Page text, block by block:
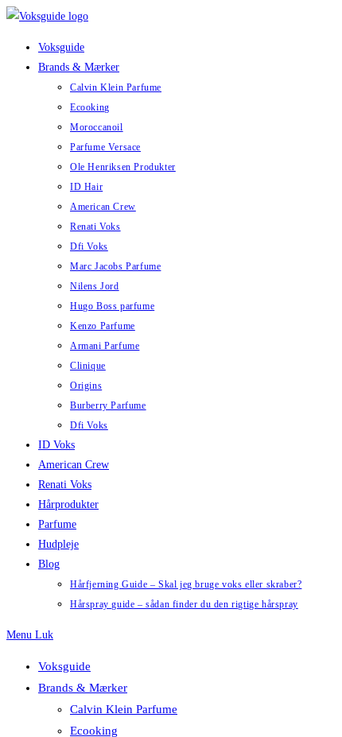
Skip
Voksguide
Brands & Mærker
Calvin Klein Parfume
Ecooking
Moroccanoil
Parfume Versace
Ole Henriksen Produkter
ID Hair
American Crew
Renati Voks
Dfi Voks
Marc Jacobs Parfume
Nilens Jord
Hugo Boss parfume
Kenzo Parfume
Armani Parfume
Clinique
Origins
Burberry Parfume
Dfi Voks
ID Voks
American Crew
Renati Voks
Hårprodukter
Parfume
Hudpleje
Blog
Hårfjerning Guide – Skal jeg bruge voks eller skraber?
Hårspray guide – sådan finder du den rigtige hårspray
Menu Luk
Voksguide
Brands & Mærker
Calvin Klein Parfume
Ecooking